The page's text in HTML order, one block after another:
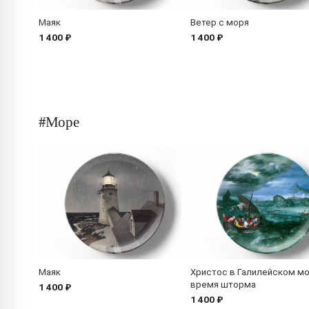
Маяк
1 400 ₽
Ветер с моря
1 400 ₽
#Море
Маяк
1 400 ₽
Христос в Галилейском
время шторма
1 400 ₽